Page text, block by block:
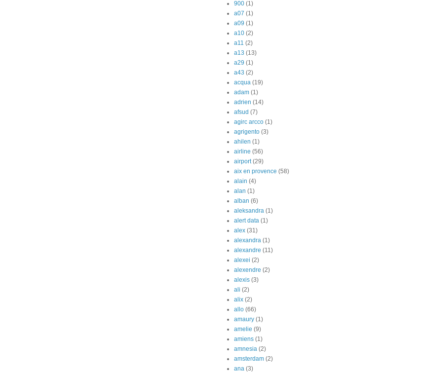
900 (1)
a07 (1)
a09 (1)
a10 (2)
a11 (2)
a13 (13)
a29 (1)
a43 (2)
acqua (19)
adam (1)
adrien (14)
afsud (7)
agirc arcco (1)
agrigento (3)
ahilen (1)
airline (56)
airport (29)
aix en provence (58)
alain (4)
alan (1)
alban (6)
aleksandra (1)
alert data (1)
alex (31)
alexandra (1)
alexandre (11)
alexei (2)
alexendre (2)
alexis (3)
ali (2)
alix (2)
allo (66)
amaury (1)
amelie (9)
amiens (1)
amnesia (2)
amsterdam (2)
ana (3)